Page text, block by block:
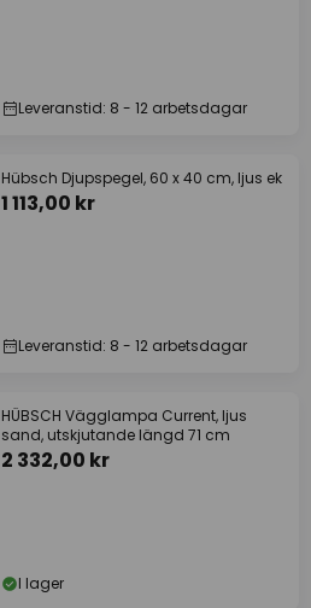
Leveranstid: 8 - 12 arbetsdagar
Hübsch Djupspegel, 60 x 40 cm, ljus ek
1 113,00 kr
Leveranstid: 8 - 12 arbetsdagar
HÜBSCH Vägglampa Current, ljus
sand, utskjutande längd 71 cm
2 332,00 kr
I lager